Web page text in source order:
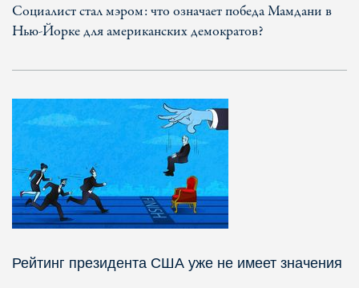
Социалист стал мэром: что означает победа Мамдани в
Нью-Йорке для американских демократов?
Рейтинг президента США уже не имеет значения